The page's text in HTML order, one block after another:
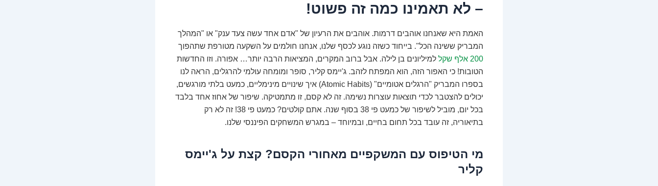
– לא תאמינו כמה זה פשוט!
האמת היא שאנחנו אוהבים דרמות. אוהבים את הרעיון של "אדם אחד עשה צעד ענק" או "המהלך
המבריק ששינה הכל". בייחוד כשזה נוגע לכסף שלנו, אנחנו חולמים על השקעה מטורפת שתהפוך
200 אלף שקל
למיליונים בן לילה. אבל ברוב המקרים, המציאות הרבה יותר… אפורה. וזו החדשות
הטובות! כי האפור הזה, הוא המפתח לזהב. ג'יימס קליר, סופר ומומחה עולמי להרגלים, הראה לנו
בספרו המבריק "הרגלים אטומיים" (Atomic Habits) איך שינויים מינימליים, כמעט בלתי מורגשים,
יכולים להצטבר לכדי תוצאות עוצרות נשימה. זה לא קסם, זו מתמטיקה. שיפור של אחוז אחד בלבד
בכל יום, מוביל לשיפור של כמעט פי 38 בסוף שנה. אתם קולטים? כמעט פי 38! זה לא רק
בתיאוריה, זה עובד בכל תחום בחיים, ובמיוחד – במגרש המשחקים הפיננסי שלנו.
מי הטיפוס עם המשקפיים מאחורי הקסם? קצת על ג'יימס
קליר